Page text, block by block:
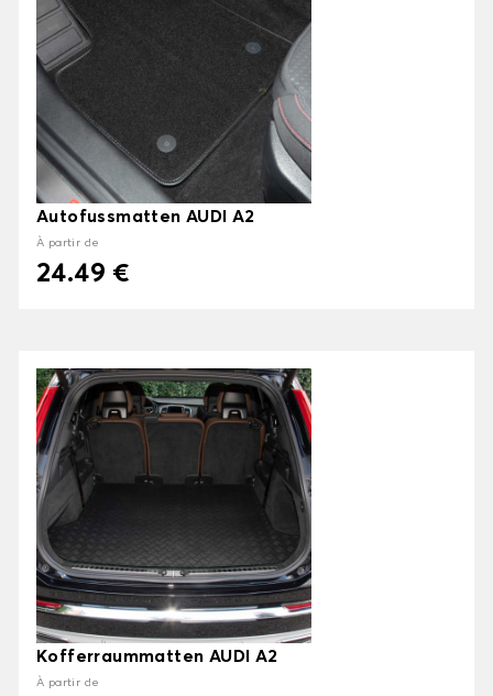
Autofussmatten AUDI A2
À partir de
24.49 €
Kofferraummatten AUDI A2
À partir de